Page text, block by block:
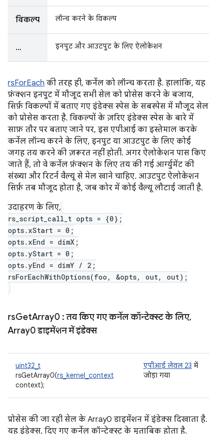
विकल्प लॉन्च करने के विकल्प
... इनपुट और आउटपुट के लिए ऐलोकेशन
rsForEach की तरह ही, कर्नेल को लॉन्च करता है. हालांकि, यह
फ़ंक्शन इनपुट में मौजूद सभी सेल को प्रोसेस करने के बजाय,
सिर्फ़ विकल्पों में बताए गए इंडेक्स स्पेस के सबस्पेस में मौजूद सेल
को प्रोसेस करता है. विकल्पों के ज़रिए इंडेक्स स्पेस के बारे में
साफ़ तौर पर बताए जाने पर, इस एपीआई का इस्तेमाल करके
कर्नेल लॉन्च करने के लिए, इनपुट या आउटपुट के लिए कोई
जगह तय करने की ज़रूरत नहीं होती. अगर ऐलोकेशन पास किए
जाते हैं, तो वे कर्नेल फ़ंक्शन के लिए तय की गई आर्ग्युमेंट की
संख्या और रिटर्न वैल्यू से मेल खाने चाहिए. आउटपुट ऐलोकेशन
सिर्फ़ तब मौजूद होता है, जब कोर में कोई वैल्यू लौटाई जाती है.
उदाहरण के लिए,
rs_script_call_t opts = {0};
opts.xStart = 0;
opts.xEnd = dimX;
opts.yStart = 0;
opts.yEnd = dimY / 2;
rsForEachWithOptions(foo, &opts, out, out);
rsGetArray0 : तय किए गए कर्नेल कॉन्टेक्स्ट के लिए,
Array0 डाइमेंशन में इंडेक्स
uint32_t
rsGetArray0(rs_kernel_context
context);
एपीआई लेवल 23 में
जोड़ा गया
प्रोसेस की जा रही सेल के Array0 डाइमेंशन में इंडेक्स दिखाता है.
यह इंडेक्स, दिए गए कर्नेल कॉन्टेक्स्ट के मुताबिक होता है.